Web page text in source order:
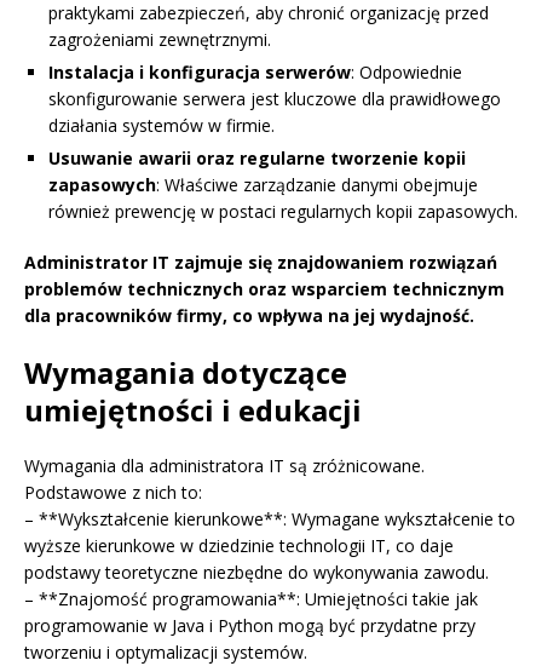
praktykami zabezpieczeń, aby chronić organizację przed
zagrożeniami zewnętrznymi.
Instalacja i konfiguracja serwerów: Odpowiednie
skonfigurowanie serwera jest kluczowe dla prawidłowego
działania systemów w firmie.
Usuwanie awarii oraz regularne tworzenie kopii
zapasowych: Właściwe zarządzanie danymi obejmuje
również prewencję w postaci regularnych kopii zapasowych.
Administrator IT zajmuje się znajdowaniem rozwiązań
problemów technicznych oraz wsparciem technicznym
dla pracowników firmy, co wpływa na jej wydajność.
Wymagania dotyczące
umiejętności i edukacji
Wymagania dla administratora IT są zróżnicowane.
Podstawowe z nich to:
– **Wykształcenie kierunkowe**: Wymagane wykształcenie to
wyższe kierunkowe w dziedzinie technologii IT, co daje
podstawy teoretyczne niezbędne do wykonywania zawodu.
– **Znajomość programowania**: Umiejętności takie jak
programowanie w Java i Python mogą być przydatne przy
tworzeniu i optymalizacji systemów.